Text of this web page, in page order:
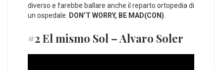
diverso e farebbe ballare anche il reparto ortopedia di
un ospedale.
DON’T WORRY, BE MAD(CON)
#2 El mismo Sol – Alvaro Soler